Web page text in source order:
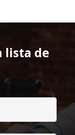
lista de